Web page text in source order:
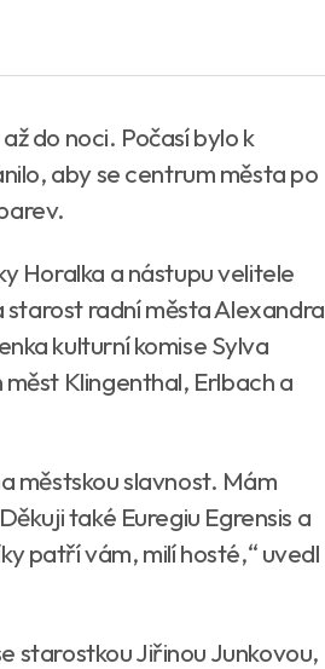
do noci. Počasí bylo k
aby se centrum města po
Horalka a nástupu velitele
starost radní města Alexandra
kulturní komise Sylva
Klingenthal, Erlbach a
městskou slavnost. Mám
také Euregiu Egrensis a
patří vám, milí hosté,“ uvedl
starostkou Jiřinou Junkovou,